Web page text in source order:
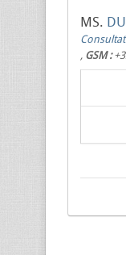
MS.
, GSM :